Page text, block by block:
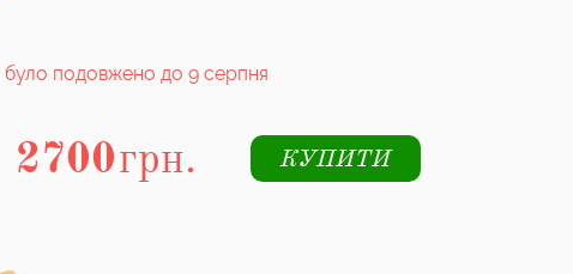
було подовжено до 9 серпня
2700грн. КУПИТИ